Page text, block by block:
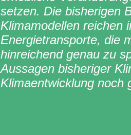
setzen. Die bisherigen
Klimamodellen reichen
Energietransporte, die
hinreichend genau zu
Aussagen bisheriger
Klimaentwicklung noch